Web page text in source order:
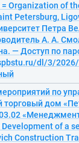
Organization of
Petersburg,
Петра
А. А.
— Доступ по
dl/3/
по
дом
of a
Construction